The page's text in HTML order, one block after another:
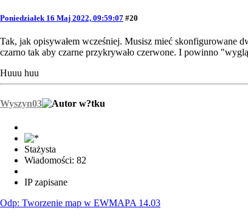
Poniedziałek 16 Maj 2022, 09:59:07 #20
Tak, jak opisywałem wcześniej. Musisz mieć skonfigurowane
czarno tak aby czarne przykrywało czerwone. I powinno
Huuu huu
Wyszyn03
Stażysta
Wiadomości: 82
IP zapisane
Odp: Tworzenie map w EWMAPA 14.03